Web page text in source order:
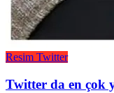
Resim Twitter
Twitter da en çok